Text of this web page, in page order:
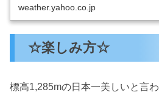
weather.yahoo.co.jp
☆楽しみ方☆
標高1,285mの日本一美しいと言